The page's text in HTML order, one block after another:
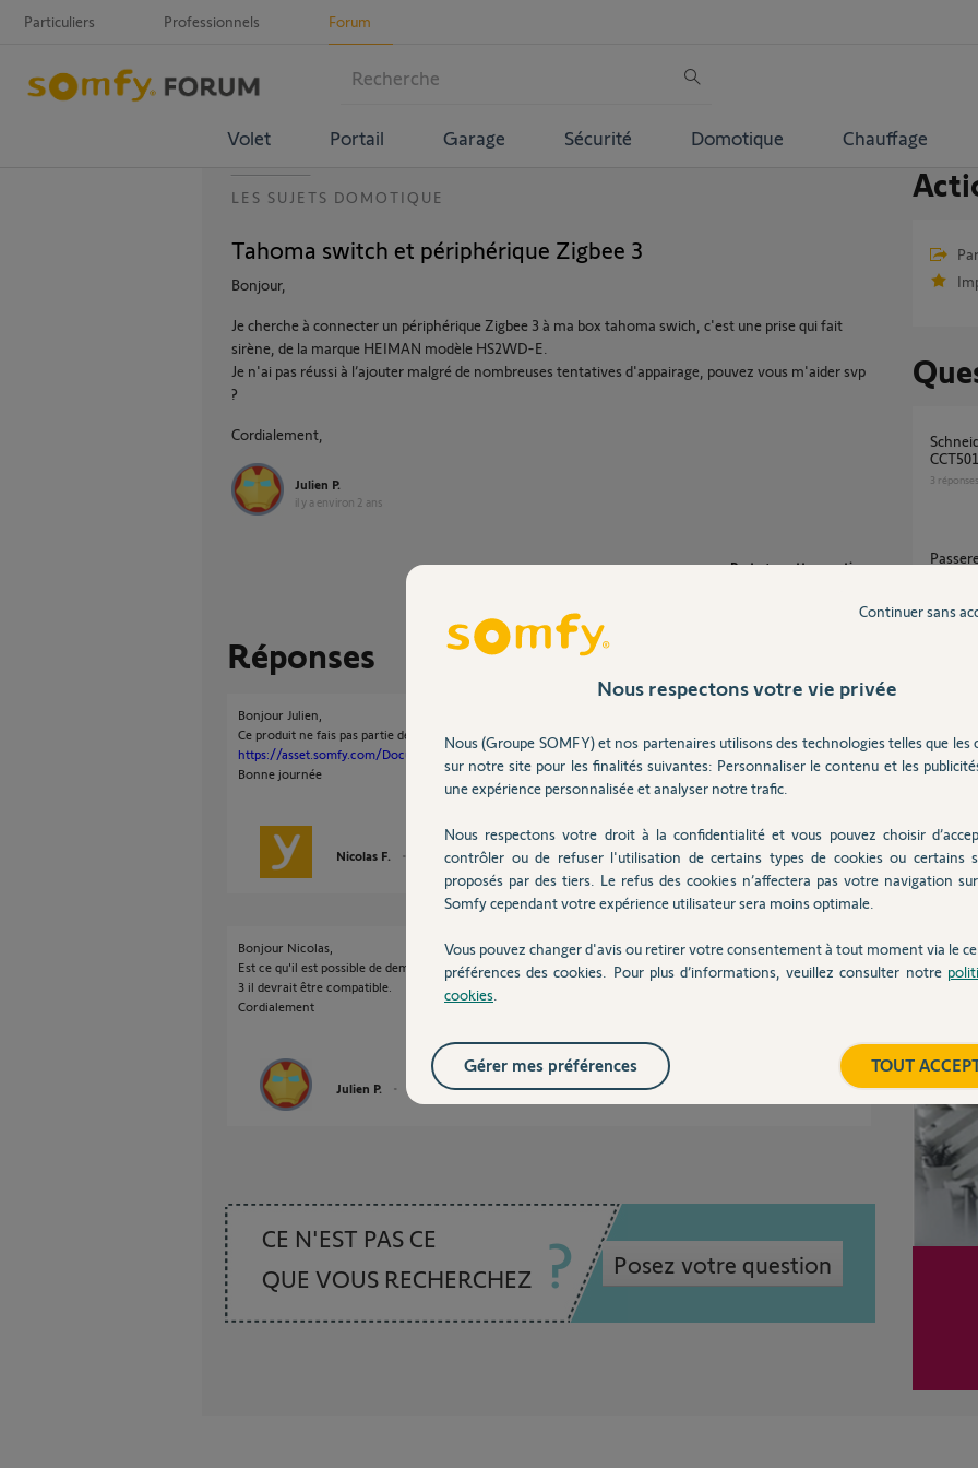
Particuliers Professionnels Forum
Volet Portail Garage Sécurité Domotique Chauffage
LES SUJETS DOMOTIQUE
Tahoma switch et périphérique Zigbee 3
Bonjour,
Je cherche à connecter un périphérique Zigbee 3 à ma box tahoma swich, c'est une prise qui fait
sirène, de la marque HEIMAN modèle HS2WD-E.
Je n'ai pas réussi à l’ajouter malgré de nombreuses tentatives d'appairage, pouvez vous m'aider svp
?
Cordialement,
Julien P.
il y a environ 2 ans
Partager cette question
Participer au fil de discussion
Réponses
Bonjour Julien,
Ce produit ne fais pas partie de la liste de compatibilité Tahoma :
https://asset.somfy.com/Document/2366fb10-eac0-4213-8c83-...
Bonne journée
Nicolas F. il y a environ 2 ans
Bonjour Nicolas,
Est ce qu'il est possible de demander à Somfy de le rajouter ? Etant un périphérique zigbee
3 il devrait être compatible.
Cordialement
Julien P. il y a environ 2 ans
CE N'EST PAS CE
QUE VOUS RECHERCHEZ
Posez votre question
Schneider zigbee 3.0 micromodules
3 réponses
12réponses
Nous respectons votre vie privée
Nous (Groupe SOMFY) et nos partenaires utilisons des technologies telles que les
sur notre site pour les finalités suivantes: Personnaliser le contenu et les
une expérience personnalisée et analyser notre trafic.
Nous respectons votre droit à la confidentialité et vous pouvez choisir
contrôler ou de refuser l'utilisation de certains types de cookies ou certains
proposés par des tiers. Le refus des cookies n’affectera pas votre navigation
Somfy cependant votre expérience utilisateur sera moins optimale.
Vous pouvez changer d'avis ou retirer votre consentement à tout moment via le
préférences des cookies. Pour plus d’informations, veuillez consulter notre
cookies
Continuer sans
TOUT
Gérer mes préférences